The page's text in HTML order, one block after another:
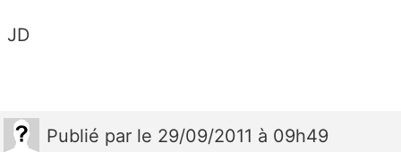
JD
Publié par le 29/09/2011 à 09h49